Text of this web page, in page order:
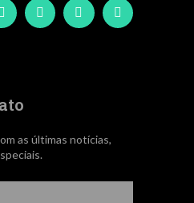
as últimas notícias,